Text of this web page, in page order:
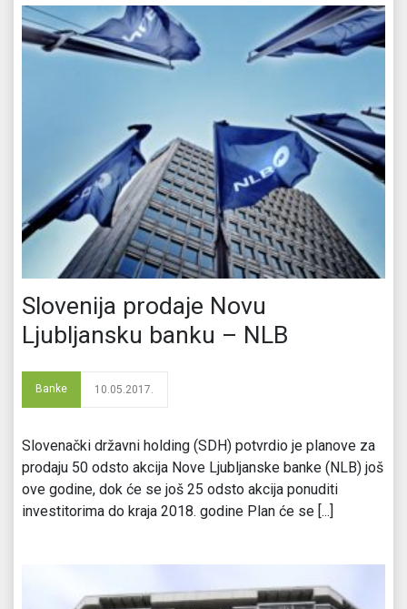
Slovenija prodaje Novu
Ljubljansku banku – NLB
Banke 10.05.2017.
Slovenački državni holding (SDH) potvrdio je planove za
prodaju 50 odsto akcija Nove Ljubljanske banke (NLB) još
ove godine, dok će se još 25 odsto akcija ponuditi
investitorima do kraja 2018. godine Plan će se [...]